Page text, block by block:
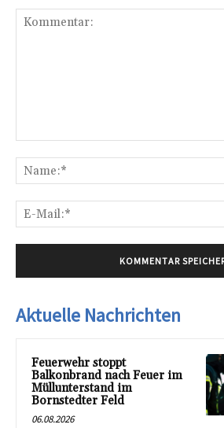
Aktuelle Nachrichten
Feuerwehr stoppt
Balkonbrand nach Feuer im
Müllunterstand im
Bornstedter Feld
06.08.2026